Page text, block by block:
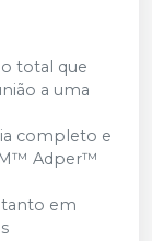
total que
a uma
completo e
Adper™
tanto em